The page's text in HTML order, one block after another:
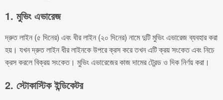
1. মুভিং এভারেজ
দ্রুত লাইন (৫ দিনের) এবং ধীর লাইন (২০ দিনের) নামে দুটি মুভিং এভারেজ ব্যবহার করা
হয়। যখন দ্রুত লাইন ধীর লাইনকে উপরে ক্রস করে তখন এটি ক্রয় সংকেত এবং নিচে
ক্রস করলে বিক্রয় সংকেত। মুভিং এভারেজের কাজ দামের ট্রেন্ড ও দিক নির্ণয় করা।
2. স্টোকাস্টিক ইন্ডিকেটর